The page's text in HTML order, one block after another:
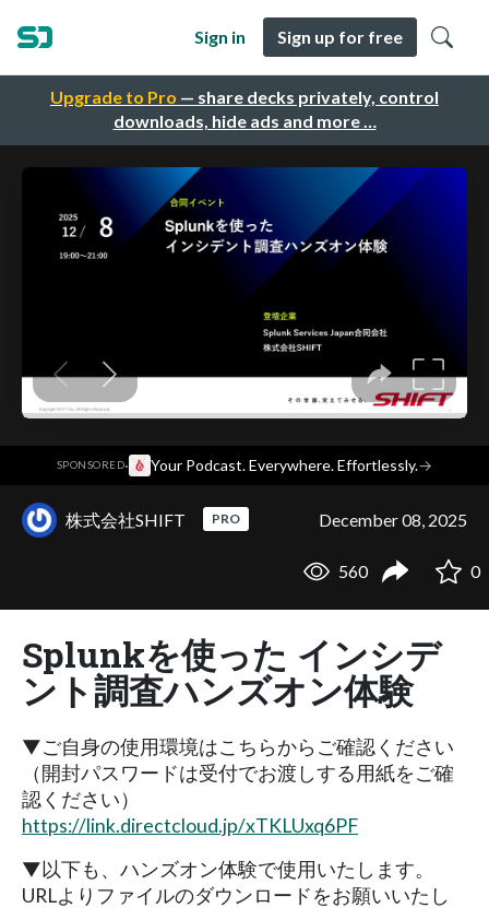
Upgrade to Pro — share decks privately, control
downloads, hide ads and more …
Sign in Sign up for free
SPONSORED· Your Podcast. Everywhere. Effortlessly.→
株式会社SHIFT PRO December 08, 2025
560 0
Splunkを使った インシデ
ント調査ハンズオン体験
▼ご自身の使用環境はこちらからご確認ください
（開封パスワードは受付でお渡しする用紙をご確
認ください）
https://link.directcloud.jp/xTKLUxq6PF
▼以下も、ハンズオン体験で使用いたします。
URLよりファイルのダウンロードをお願いいたし